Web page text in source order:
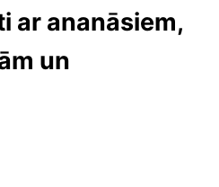
ar ananāsiem,
un